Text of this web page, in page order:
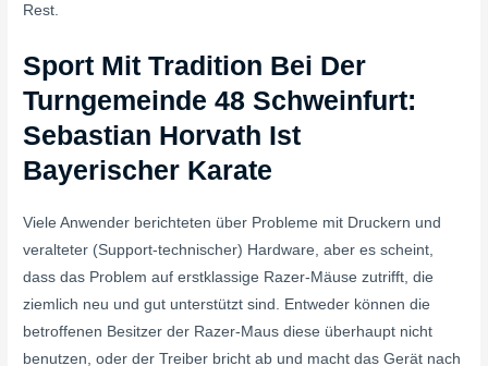
Rest.
Sport Mit Tradition Bei Der
Turngemeinde 48 Schweinfurt:
Sebastian Horvath Ist
Bayerischer Karate
Viele Anwender berichteten über Probleme mit Druckern und
veralteter (Support-technischer) Hardware, aber es scheint,
dass das Problem auf erstklassige Razer-Mäuse zutrifft, die
ziemlich neu und gut unterstützt sind. Entweder können die
betroffenen Besitzer der Razer-Maus diese überhaupt nicht
benutzen, oder der Treiber bricht ab und macht das Gerät nach